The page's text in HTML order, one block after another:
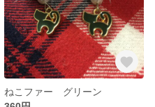
ねこファー グリーン